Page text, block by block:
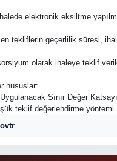
elektronik eksiltme
tekliflerin geçerlilik süresi,
olarak ihaleye teklif
hususlar:
Sınır Değer
teklif değerlendirme